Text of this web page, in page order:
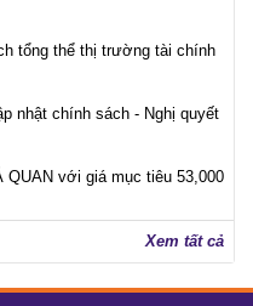
tổng thể thị trường tài chính
nhật chính sách - Nghị quyết
QUAN với giá mục tiêu 53,000
Xem tất cả